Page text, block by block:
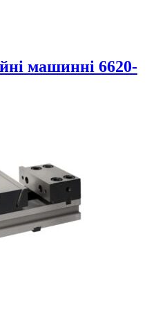
машинні 6620-